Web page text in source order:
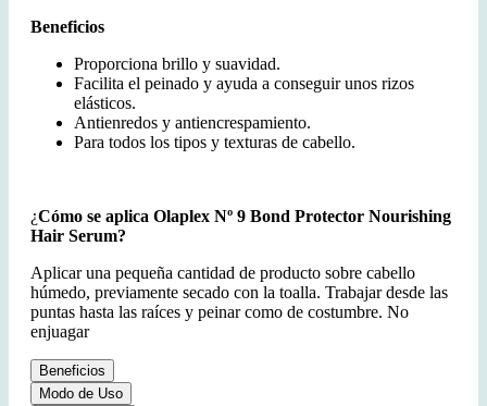
Beneficios
Proporciona brillo y suavidad.
Facilita el peinado y ayuda a conseguir unos rizos
elásticos.
Antienredos y antiencrespamiento.
Para todos los tipos y texturas de cabello.
¿Cómo se aplica Olaplex Nº 9 Bond Protector Nourishing
Hair Serum?
Aplicar una pequeña cantidad de producto sobre cabello
húmedo, previamente secado con la toalla. Trabajar desde las
puntas hasta las raíces y peinar como de costumbre. No
enjuagar
Beneficios
Modo de Uso